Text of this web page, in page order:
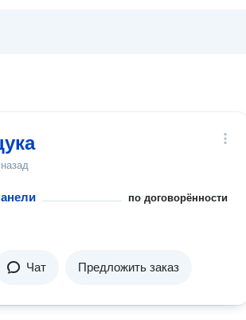
по договорённости
Чат Предложить заказ